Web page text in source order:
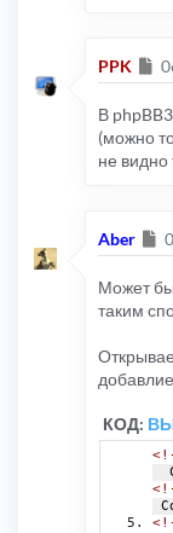
PPK
В
(можно
не
Aber
Может
таким
КОД: